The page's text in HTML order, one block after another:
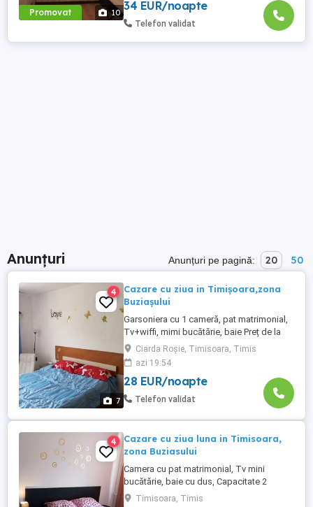
Promovat 10
consumabile. In incinta complexului de
apartamente se afla un supermarket si loc
de joaca pentru copii. Apartamentul ...
34 EUR/noapte
Telefon validat
Anunțuri Anunțuri pe pagină: 20 50
7
4
Cazare cu ziua in Timișoara,zona
Buziașului
Garsoniera cu 1 cameră, pat matrimonial,
Tv+wiffi, mimi bucătărie, baie Preț de la
130 lei min.4 nopți Preț 150 lei 1 noapte
Ciarda Roșie, Timisoara, Timis
azi 19:54
28 EUR/noapte
Telefon validat
4
Cazare cu ziua luna in Timisoara,
zona Buziasului
Camera cu pat matrimonial, Tv mini
bucătărie, baie cu dus, Capacitate 2
persoane Preț de la 130 ei noapte după 4
Timisoara, Timis